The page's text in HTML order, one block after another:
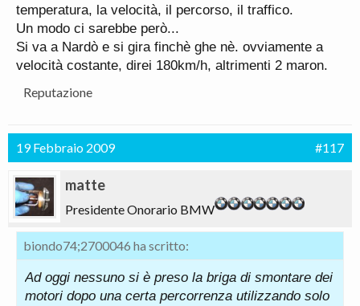
temperatura, la velocità, il percorso, il traffico.
Un modo ci sarebbe però...
Si va a Nardò e si gira finchè ghe nè. ovviamente a
velocità costante, direi 180km/h, altrimenti 2 maron.
Reputazione
19 Febbraio 2009 #117
matte
Presidente Onorario BMW
biondo74;2700046 ha scritto:
Ad oggi nessuno si è preso la briga di smontare dei
motori dopo una certa percorrenza utilizzando solo